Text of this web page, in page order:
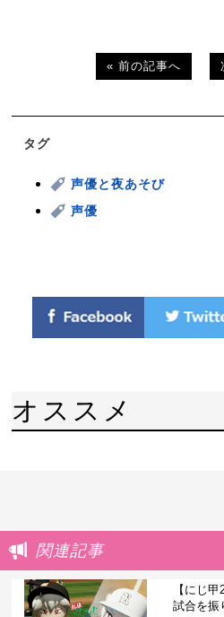
« 前の記事へ
タグ
声優と夜あそび
声優
オススメ
関連記事
【にじ
試合を振